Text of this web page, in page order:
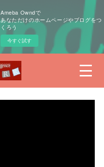
Ameba Owndで
あなただけのホームページやブログをつ
くろう
今すぐ試す